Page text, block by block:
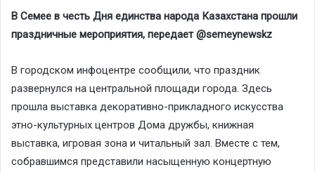
В Семее в честь Дня единства народа Казахстана прошли
праздничные мероприятия, передает @semeynewskz
В городском инфоцентре сообщили, что праздник
развернулся на центральной площади города. Здесь
прошла выставка декоративно-прикладного искусства
этно-культурных центров Дома дружбы, книжная
выставка, игровая зона и читальный зал. Вместе с тем,
собравшимся представили насыщенную концертную